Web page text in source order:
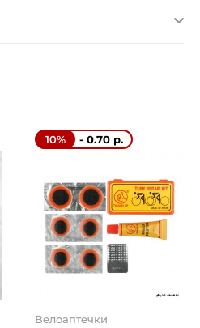
10% - 0.70 р.
Велоаптечки